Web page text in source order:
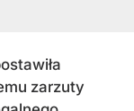
zarzuty